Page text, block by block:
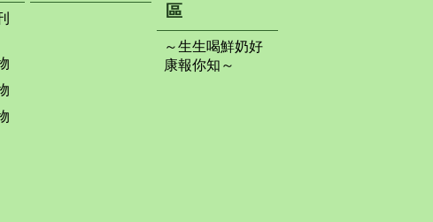
區
～生生喝鮮奶好
康報你知～